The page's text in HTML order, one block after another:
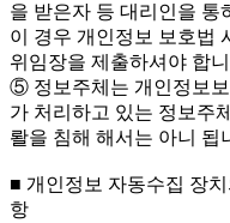
을 받은자 등 대리인을 통
이 경우 개인정보 보호법
위임장을 제출하셔야 합
⑤ 정보주체는 개인정보
가 처리하고 있는 정보주
뢀을 침해 해서는 아니 됩
■ 개인정보 자동수집 장
항